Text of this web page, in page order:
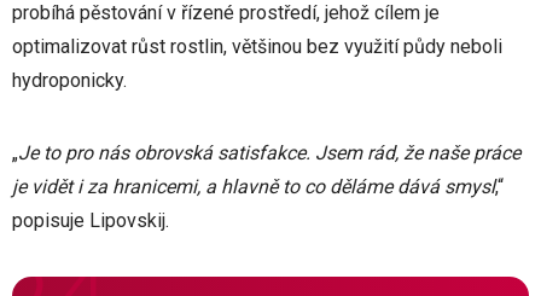
probíhá pěstování v řízené prostředí, jehož cílem je
optimalizovat růst rostlin, většinou bez využití půdy neboli
hydroponicky.
„Je to pro nás obrovská satisfakce. Jsem rád, že naše práce
je vidět i za hranicemi, a hlavně to co děláme dává smysl,“
popisuje Lipovskij.